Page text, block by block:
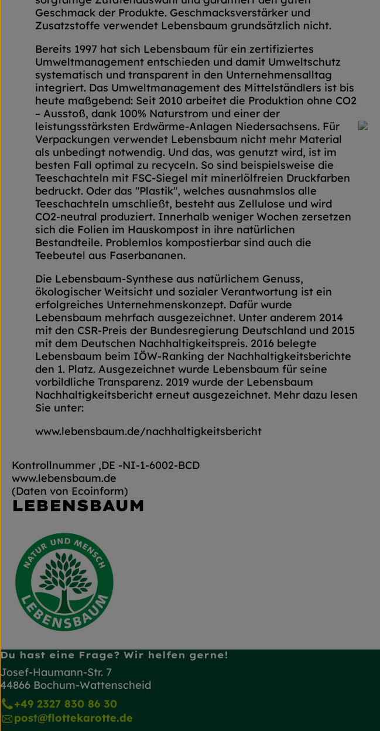
Geschmack der Produkte. Geschmacksverstärker und
Zusatzstoffe verwendet Lebensbaum grundsätzlich nicht.
Bereits 1997 hat sich Lebensbaum für ein zertifiziertes
Umweltmanagement entschieden und damit Umweltschutz
systematisch und transparent in den Unternehmensalltag
integriert. Das Umweltmanagement des Mittelständlers ist bis
heute maßgebend: Seit 2010 arbeitet die Produktion ohne CO2
– Ausstoß, dank 100% Naturstrom und einer der
leistungsstärksten Erdwärme-Anlagen Niedersachsens. Für
Verpackungen verwendet Lebensbaum nicht mehr Material
als unbedingt notwendig. Und das, was genutzt wird, ist im
besten Fall optimal zu recyceln. So sind beispielsweise die
Teeschachteln mit FSC-Siegel mit minerlölfreien Druckfarben
bedruckt. Oder das "Plastik", welches ausnahmslos alle
Teeschachteln umschließt, besteht aus Zellulose und wird
CO2-neutral produziert. Innerhalb weniger Wochen zersetzen
sich die Folien im Hauskompost in ihre natürlichen
Bestandteile. Problemlos kompostierbar sind auch die
Teebeutel aus Faserbananen.
Die Lebensbaum-Synthese aus natürlichem Genuss,
ökologischer Weitsicht und sozialer Verantwortung ist ein
erfolgreiches Unternehmenskonzept. Dafür wurde
Lebensbaum mehrfach ausgezeichnet. Unter anderem 2014
mit den CSR-Preis der Bundesregierung Deutschland und 2015
mit dem Deutschen Nachhaltigkeitspreis. 2016 belegte
Lebensbaum beim IÖW-Ranking der Nachhaltigkeitsberichte
den 1. Platz. Ausgezeichnet wurde Lebensbaum für seine
vorbildliche Transparenz. 2019 wurde der Lebensbaum
Nachhaltigkeitsbericht erneut ausgezeichnet. Mehr dazu lesen
Sie unter:
www.lebensbaum.de/nachhaltigkeitsbericht
Kontrollnummer ,DE -NI-1-6002-BCD
www.lebensbaum.de
(Daten von Ecoinform)
LEBENSBAUM
Du hast eine Frage? Wir helfen gerne!
Josef-Haumann-Str. 7
44866 Bochum-Wattenscheid
+49 2327 830 86 30
post@flottekarotte.de